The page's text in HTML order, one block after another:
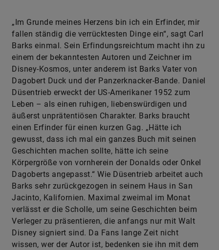
„Im Grunde meines Herzens bin ich ein Erfinder, mir
fallen ständig die verrücktesten Dinge ein“, sagt Carl
Barks einmal. Sein Erfindungsreichtum macht ihn zu
einem der bekanntesten Autoren und Zeichner im
Disney-Kosmos, unter anderem ist Barks Vater von
Dagobert Duck und der Panzerknacker-Bande. Daniel
Düsentrieb erweckt der US-Amerikaner 1952 zum
Leben – als einen ruhigen, liebenswürdigen und
äußerst unprätentiösen Charakter. Barks braucht
einen Erfinder für einen kurzen Gag. „Hätte ich
gewusst, dass ich mal ein ganzes Buch mit seinen
Geschichten machen sollte, hätte ich seine
Körpergröße von vornherein der Donalds oder Onkel
Dagoberts angepasst.“ Wie Düsentrieb arbeitet auch
Barks sehr zurückgezogen in seinem Haus in San
Jacinto, Kalifornien. Maximal zweimal im Monat
verlässt er die Scholle, um seine Geschichten beim
Verleger zu präsentieren, die anfangs nur mit Walt
Disney signiert sind. Da Fans lange Zeit nicht
wissen, wer der Autor ist, bedenken sie ihn mit dem